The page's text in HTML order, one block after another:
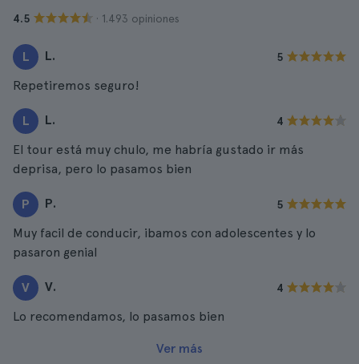
4.5 · 1.493 opiniones
L L. 5
Repetiremos seguro!
L L. 4
El tour está muy chulo, me habría gustado ir más
deprisa, pero lo pasamos bien
P P. 5
Muy facil de conducir, ibamos con adolescentes y lo
pasaron genial
V V. 4
Lo recomendamos, lo pasamos bien
Ver más